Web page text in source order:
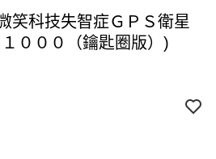
笑科技失智症ＧＰＳ衛星
０００（鑰匙圈版）)